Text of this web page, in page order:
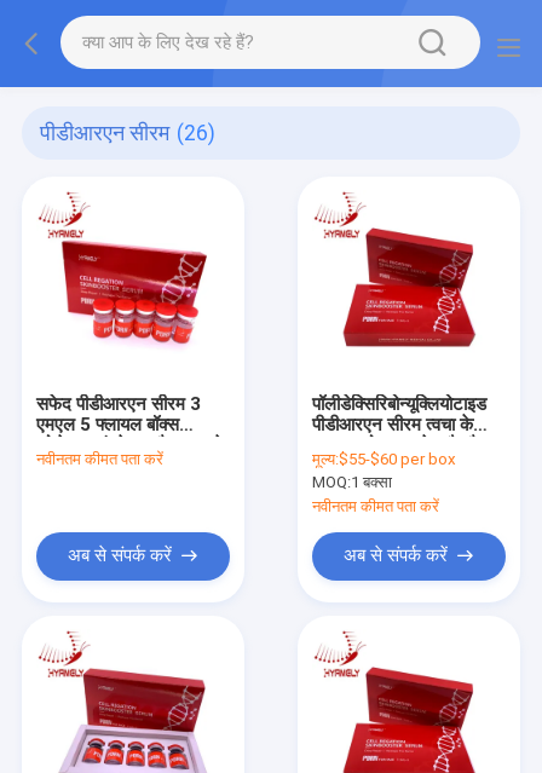
पीडीआरएन सीरम (26)
सफेद पीडीआरएन सीरम 3
एमएल 5 फ्लायल बॉक्स
कोलेजन संश्लेषण और त्वचा के
उपचार का समर्थन करने वाला
नवीनतम कीमत पता करें
अब से संपर्क करें
पॉलीडेक्सिरिबोन्यूक्लियोटाइड
पीडीआरएन सीरम त्वचा के
उम्र बढ़ने का विरोध करता है
मूल्य:$55-$60 per box
MOQ:1 बक्सा
नवीनतम कीमत पता करें
अब से संपर्क करें